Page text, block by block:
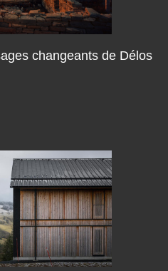
changeants de Délos